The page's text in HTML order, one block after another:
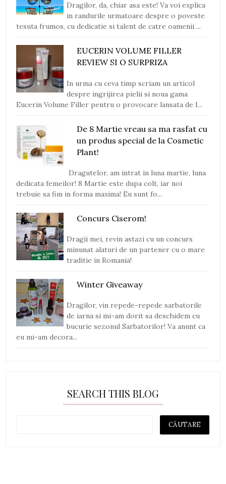
Dragilor, da, chiar asa este! Va voi explica
in randurile urmatoare despre o poveste
tesuta frumos, cu dedicatie si talent de catre oamenii ...
EUCERIN VOLUME FILLER
REVIEW SI O SURPRIZA
In urma cu ceva timp scriam un articol
despre ingrijirea pielii si noua gama
Eucerin Volume Filler pentru o provocare lansata de I...
De 8 Martie vreau sa ma rasfat cu
un produs special de la Cosmetic
Plant!
Dragutelor, am intrat in luna martie, luna
dedicata femeilor! 8 Martie este dupa colt, iar noi
trebuie sa fim in forma maxima! Eu sunt fo...
Concurs Ciserom!
Dragii mei, revin astazi cu un concurs
minunat alaturi de un partener cu o mare
traditie in Romania!
Winter Giveaway
Dragilor, vin repede-repede sarbatorile
de iarna si mi-am dorit sa deschidem cu
bucurie sezonul Sarbatorilor! Va anunt ca
eu mi-am decora...
SEARCH THIS BLOG